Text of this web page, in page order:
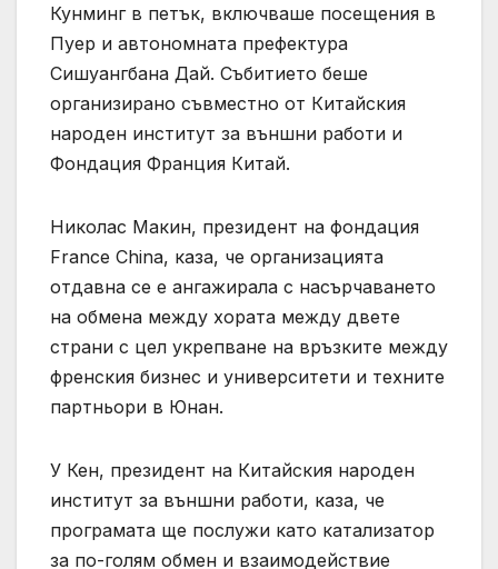
Кунминг в петък, включваше посещения в
Пуер и автономната префектура
Сишуангбана Дай. Събитието беше
организирано съвместно от Китайския
народен институт за външни работи и
Фондация Франция Китай.
Николас Макин, президент на фондация
France China, каза, че организацията
отдавна се е ангажирала с насърчаването
на обмена между хората между двете
страни с цел укрепване на връзките между
френския бизнес и университети и техните
партньори в Юнан.
У Кен, президент на Китайския народен
институт за външни работи, каза, че
програмата ще послужи като катализатор
за по-голям обмен и взаимодействие